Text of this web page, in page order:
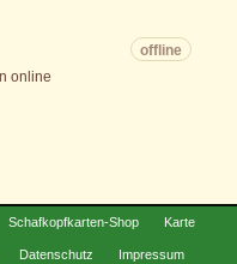
offline
online
Schafkopfkarten-Shop Karte
Datenschutz Impressum